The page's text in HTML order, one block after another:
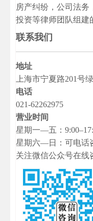
房产纠纷，公司法
投资等律师团队组建
联系我们
地址
上海市宁夏路201号
电话
021-62262975
营业时间
星期一—五：
星期六—日：可电话
关注微信公众号在线